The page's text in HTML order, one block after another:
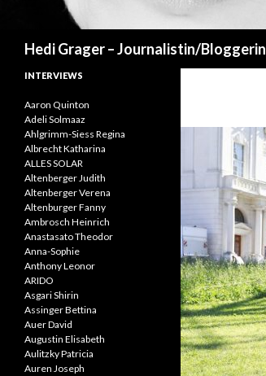
Hedi Grager – Journalistin/Bloggerin
INTERVIEWS
Aaron Quinton
Adeli Solmaaz
Ahlgrimm-Siess Regina
Albrecht Katharina
ALLES SOLAR
Altenberger Judith
Altenberger Verena
Altenburger Fanny
Ambrosch Heinrich
Anastasato Theodor
Anna-Sophie
Anthony Leonor
ARIDO
Asgari Shirin
Assinger Bettina
Auer David
Augustin Elisabeth
Aulitzky Patricia
Auren Joseph